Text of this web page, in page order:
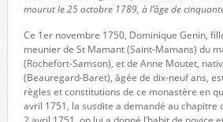
mourut le 25 octobre 1789, à l’âge de
Ce 1er novembre 1750, Dominique Genin,
meunier de St Mamant (Saint-Mamans) du
(Rochefort-Samson), et de Anne Moutet,
(Beauregard-Baret), âgée de dix-neuf ans,
règles et constitutions de ce monastère en
avril 1751, la susdite a demandé au chapitre